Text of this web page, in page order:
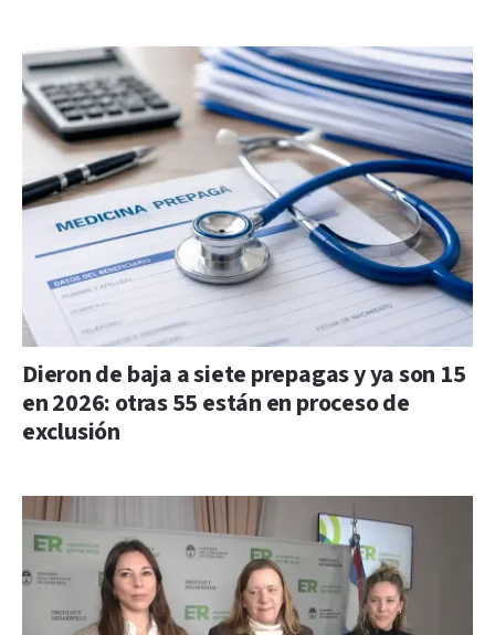
Dieron de baja a siete prepagas y ya son 15
en 2026: otras 55 están en proceso de
exclusión